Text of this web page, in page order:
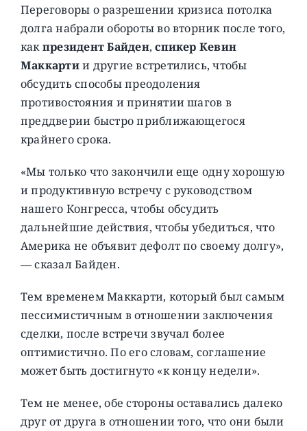
Переговоры о разрешении кризиса потолка
долга набрали обороты во вторник после того,
какпрезидент Байден,спикер Кевин
Маккартии другие встретились, чтобы
обсудить способы преодоления
противостояния и принятии шагов в
преддверии быстро приближающегося
крайнего срока.
«Мы только что закончили еще одну хорошую
и продуктивную встречу с руководством
нашего Конгресса, чтобы обсудить
дальнейшие действия, чтобы убедиться, что
Америка не объявит дефолт по своему долгу»,
— сказал Байден.
Тем временем Маккарти, который был самым
пессимистичным в отношении заключения
сделки, после встречи звучал более
оптимистично. По его словам, соглашение
может быть достигнуто «к концу недели».
Тем не менее, обе стороны оставались далеко
друг от друга в отношении того, что они были